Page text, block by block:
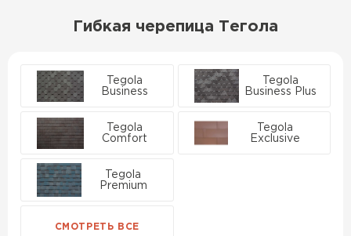
Гибкая черепица Тегола
Tegola
Business
Tegola
Business Plus
Tegola
Comfort
Tegola
Exclusive
Tegola
Premium
Расчет штакетника для забора
Расчет софитов для кровли
Расчет фальцевой кровли
Расчет кровли из профнастила
Расчет кровли из металлочерепицы
Перейти в каталог